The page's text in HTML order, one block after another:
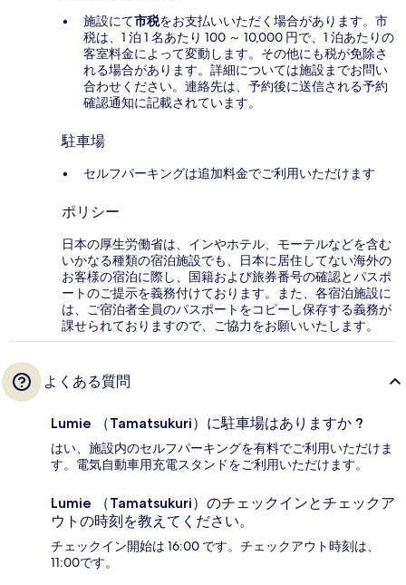
施設にて市税をお支払いいただく場合があります。市
税は、1 泊 1 名あたり 100 ～ 10,000 円で、1 泊あたりの
客室料金によって変動します。その他にも税が免除さ
れる場合があります。詳細については施設までお問い
合わせください。連絡先は、予約後に送信される予約
確認通知に記載されています。
駐車場
セルフパーキングは追加料金でご利用いただけます
ポリシー
日本の厚生労働省は、インやホテル、モーテルなどを含む
いかなる種類の宿泊施設でも、日本に​居住してない海外の
お客様の宿泊に際し、国籍および旅券番号の確認とパスポ
ートのご提示を義務付け​ております。また、各宿泊施設に
は、ご宿泊者全員のパスポートをコピーし保存する義務が
課せられておりますの​で、ご協力をお願いいたします。
よくある質問
Lumie （Tamatsukuri）に駐車場はありますか ?
はい、施設内のセルフパーキングを有料でご利用いただけま
す。電気自動車用充電スタンドをご利用いただけます。
Lumie （Tamatsukuri）のチェックインとチェックア
ウトの時刻を教えてください。
チェックイン開始は 16:00 です。チェックアウト時刻は、
11:00です。